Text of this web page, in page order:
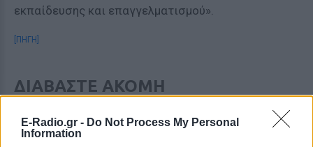
E-Radio.gr - Do Not Process My Personal
Information
εκπαίδευσης και επαγγελματισμού».
[ΠΗΓΗ]
ΔΙΑΒΑΣΤΕ ΑΚΟΜΗ
Νεκρός 19χρονος Τσέχος
ποδοσφαιριστής στη Ρόδο: